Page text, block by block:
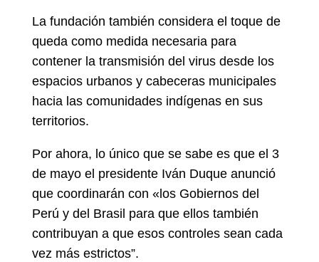
La fundación también considera el toque de
queda como medida necesaria para
contener la transmisión del virus desde los
espacios urbanos y cabeceras municipales
hacia las comunidades indígenas en sus
territorios.
Por ahora, lo único que se sabe es que el 3
de mayo el presidente Iván Duque anunció
que coordinarán con «los Gobiernos del
Perú y del Brasil para que ellos también
contribuyan a que esos controles sean cada
vez más estrictos”.